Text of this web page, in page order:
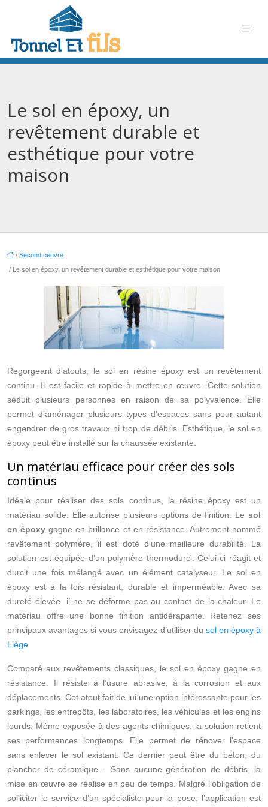
Le sol en époxy, un
revêtement durable et
esthétique pour votre
maison
/ Second oeuvre
/ Le sol en époxy, un revêtement durable et esthétique pour votre maison
Regorgeant d’atouts, le sol en résine époxy est un revêtement
continu. Il est facile et rapide à mettre en œuvre. Cette solution
séduit plusieurs personnes en raison de sa polyvalence. Elle
permet d’aménager plusieurs types d’espaces sans pour autant
engendrer de gros travaux ni trop de débris. Esthétique, le sol en
époxy peut être installé sur la chaussée existante.
Un matériau efficace pour créer des sols
continus
Idéale pour réaliser des sols continus, la résine époxy est un
matériau solide. Elle autorise plusieurs options de finition. Le sol
en époxy gagne en brillance et en résistance. Autrement nommé
revêtement polymère, il est doté d’une meilleure durabilité. La
solution est équipée d’un polymère thermodurci. Celui-ci réagit et
durcit une fois mélangé avec un élément catalyseur. Le sol en
époxy est à la fois résistant, durable et imperméable. Avec sa
dureté élevée, il ne se déforme pas au contact de la chaleur. Le
matériau offre une bonne finition antidérapante. Retenez ses
principaux avantages si vous envisagez d’utiliser du sol en époxy à
Liège
Comparé aux revêtements classiques, le sol en époxy gagne en
résistance. Il résiste à l’usure abrasive, à la corrosion et aux
déplacements. Cet atout fait de lui une option intéressante pour les
parkings, les entrepôts, les laboratoires, les véhicules et les engins
lourds. Même exposée à des agents chimiques, la solution retient
ses performances longtemps. Elle permet de rénover l’espace
sans enlever le sol existant. Ce dernier peut être du béton, du
plancher de céramique… Sans aucune génération de débris, la
mise en œuvre se réalise en peu de temps. Malgré l’obligation de
solliciter le service d’un spécialiste pour la pose, l’application est